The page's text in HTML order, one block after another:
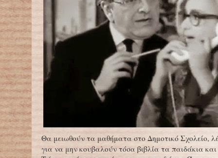
Θα μειωθούν τα μαθήματα στο Δημοτικό Σχολείο,
για να μην κουβαλούν τόσα βιβλία τα παιδάκια